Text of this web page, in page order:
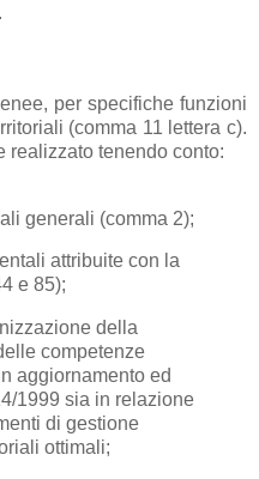
per specifiche funzioni
(comma 11 lettera c).
realizzato tenendo conto:
generali (comma 2);
attribuite con la
e 85);
della
competenze
aggiornamento ed
1999 sia in relazione
di gestione
ottimali;